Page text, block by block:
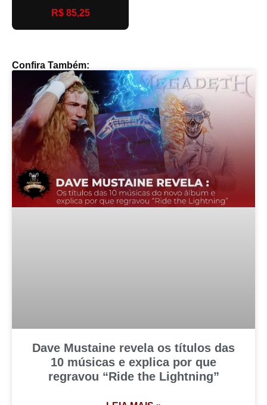
R$ 85,25
Confira Também:
Dave Mustaine revela os títulos das
10 músicas e explica por que
regravou “Ride the Lightning”